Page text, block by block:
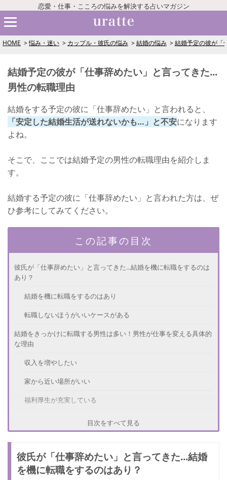
恋愛・仕事・こころの悩みを解決する占いマガジン
HOME 悩み・迷い カップル・彼氏の悩み 結婚の悩み 結婚予定の彼が「
結婚予定の彼が「仕事辞めたい」と言ってきた...
男性の転職理由
結婚をする予定の彼に「仕事辞めたい」と言われると、
「安定した結婚生活が送れないかも…」と不安になります
よね。
そこで、ここでは結婚予定の男性の転職理由を紹介しま
す。
結婚する予定の彼に「仕事辞めたい」と言われた方は、ぜ
ひ参考にしてみてください。
この記事の目次
彼氏が「仕事辞めたい」と言ってきた...結婚を機に転職をするのは
あり？
結婚を機に転職をするのはあり
転職しないほうがいいケースがある
結婚をきっかけに転職する男性は多い！男性が仕事を変える具体的
な理由
収入を増やしたい
家から近い場所がいい
福利厚生が充実している
彼氏がいきなり「転職したい」と言ってきた！正しい彼女の対応と
は
否定しない
目次をすべて見る
彼氏が「仕事辞めたい」と言ってきた...結婚
を機に転職をするのはあり？